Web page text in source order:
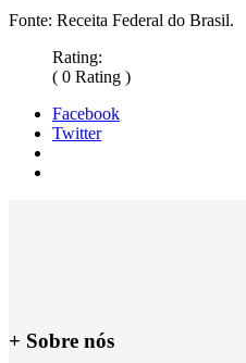
Fonte: Receita Federal do Brasil.
Rating:
( 0 Rating )
Facebook
Twitter
+ Sobre nós